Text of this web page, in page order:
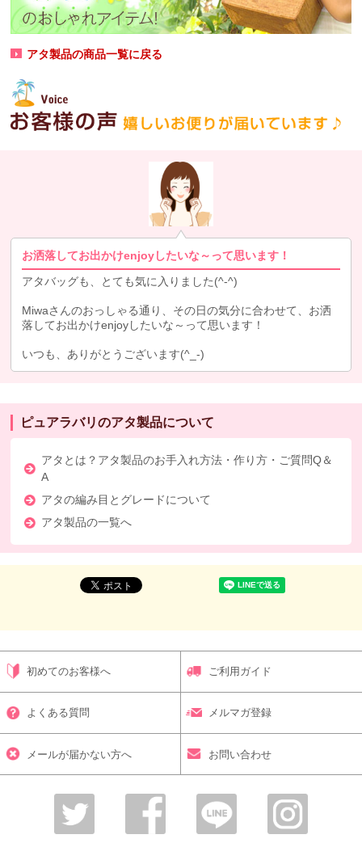
アタ製品の商品一覧に戻る
お洒落してお出かけenjoyしたいな～って思います！
アタバッグも、とても気に入りました(^-^)
Miwaさんのおっしゃる通り、その日の気分に合わせて、お洒
落してお出かけenjoyしたいな～って思います！
いつも、ありがとうございます(^_-)
ピュアラバリのアタ製品について
アタとは？アタ製品のお手入れ方法・作り方・ご質問Q＆
A
アタの編み目とグレードについて
アタ製品の一覧へ
初めてのお客様へ ご利用ガイド
よくある質問 メルマガ登録
メールが届かない方へ お問い合わせ